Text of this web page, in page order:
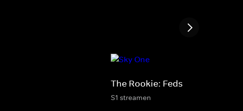
The Rookie: Feds
S1 streamen